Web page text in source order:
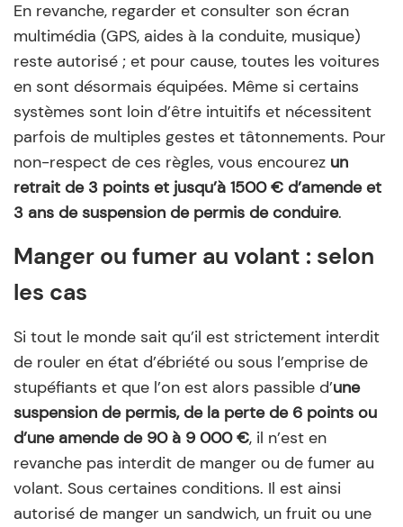
En revanche, regarder et consulter son écran
multimédia (GPS, aides à la conduite, musique)
reste autorisé ; et pour cause, toutes les voitures
en sont désormais équipées. Même si certains
systèmes sont loin d’être intuitifs et nécessitent
parfois de multiples gestes et tâtonnements. Pour
non-respect de ces règles, vous encourez un
retrait de 3 points et jusqu’à 1500 € d’amende et
3 ans de suspension de permis de conduire.
Manger ou fumer au volant : selon
les cas
Si tout le monde sait qu’il est strictement interdit
de rouler en état d’ébriété ou sous l’emprise de
stupéfiants et que l’on est alors passible d’une
suspension de permis, de la perte de 6 points ou
d’une amende de 90 à 9 000 €, il n’est en
revanche pas interdit de manger ou de fumer au
volant. Sous certaines conditions. Il est ainsi
autorisé de manger un sandwich, un fruit ou une